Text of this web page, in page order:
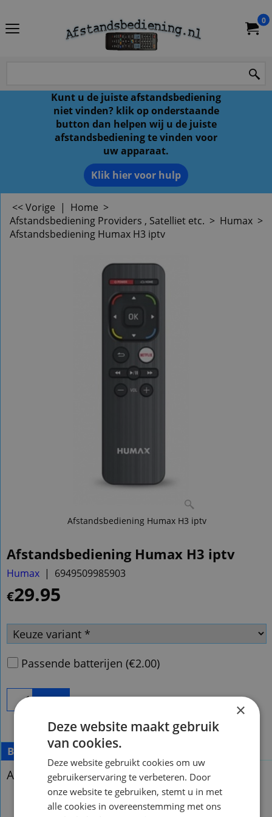
0
Kunt u de juiste afstandsbediening
niet vinden? klik op onderstaande
button dan helpen wij u de juiste
afstandsbediening te vinden voor
uw apparaat.
Klik hier voor hulp
<< Vorige | Home >
Afstandsbediening Providers , Satelliet etc. > Humax >
Afstandsbediening Humax H3 iptv
Afstandsbediening Humax H3 iptv
Afstandsbediening Humax H3 iptv
Humax 6949509985903
€29.95
Passende batterijen (€2.00)
Bestel
Beschrijving
Afstandsbediening Humax H3 iptv
Afstandsbediening Humax H3 iptv
×
Deze website maakt gebruik
van cookies.
Deze website gebruikt cookies om uw
gebruikerservaring te verbeteren. Door
onze website te gebruiken, stemt u in met
alle cookies in overeenstemming met ons